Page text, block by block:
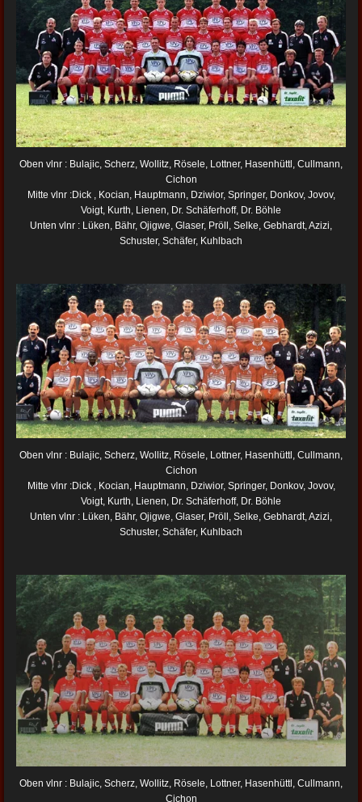
Oben vlnr : Bulajic, Scherz, Wollitz, Rösele, Lottner, Hasenhüttl, Cullmann,
Cichon
Mitte vlnr :Dick , Kocian, Hauptmann, Dziwior, Springer, Donkov, Jovov,
Voigt, Kurth, Lienen, Dr. Schäferhoff, Dr. Böhle
Unten vlnr : Lüken, Bähr, Ojigwe, Glaser, Pröll, Selke, Gebhardt, Azizi,
Schuster, Schäfer, Kuhlbach
Oben vlnr : Bulajic, Scherz, Wollitz, Rösele, Lottner, Hasenhüttl, Cullmann,
Cichon
Mitte vlnr :Dick , Kocian, Hauptmann, Dziwior, Springer, Donkov, Jovov,
Voigt, Kurth, Lienen, Dr. Schäferhoff, Dr. Böhle
Unten vlnr : Lüken, Bähr, Ojigwe, Glaser, Pröll, Selke, Gebhardt, Azizi,
Schuster, Schäfer, Kuhlbach
Oben vlnr : Bulajic, Scherz, Wollitz, Rösele, Lottner, Hasenhüttl, Cullmann,
Cichon